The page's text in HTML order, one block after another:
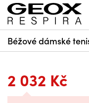
Béžové dámské
2 032 Kč